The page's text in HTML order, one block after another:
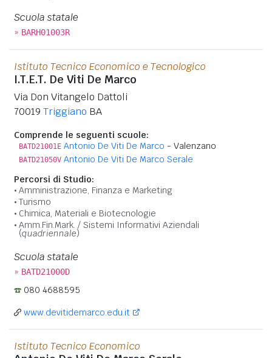
Scuola statale
» BARH01003R
Istituto Tecnico Economico e Tecnologico
I.T.E.T. De Viti De Marco
Via Don Vitangelo Dattoli
70019 Triggiano BA
Comprende le seguenti scuole:
BATD21001E Antonio De Viti De Marco - Valenzano
BATD21050V Antonio De Viti De Marco Serale
Percorsi di Studio:
Amministrazione, Finanza e Marketing
Turismo
Chimica, Materiali e Biotecnologie
Amm.Fin.Mark. / Sistemi Informativi Aziendali
(quadriennale)
Scuola statale
» BATD21000D
080 4688595
www.devitidemarco.edu.it
Istituto Tecnico Economico